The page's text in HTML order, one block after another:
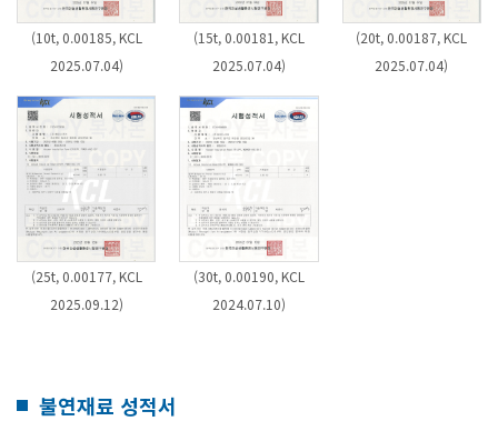
(10t, 0.00185, KCL
2025.07.04)
(15t, 0.00181, KCL
2025.07.04)
(20t, 0.00187, KCL
2025.07.04)
(25t, 0.00177, KCL
2025.09.12)
(30t, 0.00190, KCL
2024.07.10)
불연재료 성적서